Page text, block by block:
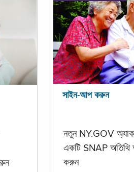
সাইন-আপ করুন
নতুন NY.GOV
একটি SNAP অতিথি
করুন